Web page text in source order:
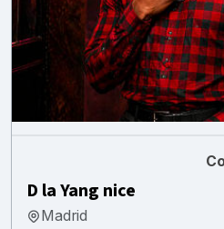
D la Yang nice
Madrid